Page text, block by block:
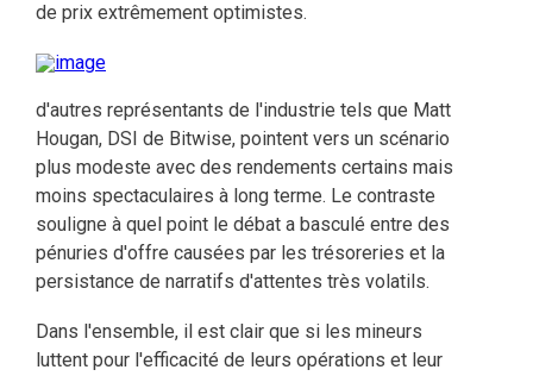
de prix extrêmement optimistes.
d'autres représentants de l'industrie tels que Matt
Hougan, DSI de Bitwise, pointent vers un scénario
plus modeste avec des rendements certains mais
moins spectaculaires à long terme. Le contraste
souligne à quel point le débat a basculé entre des
pénuries d'offre causées par les trésoreries et la
persistance de narratifs d'attentes très volatils.
Dans l'ensemble, il est clair que si les mineurs
luttent pour l'efficacité de leurs opérations et leur